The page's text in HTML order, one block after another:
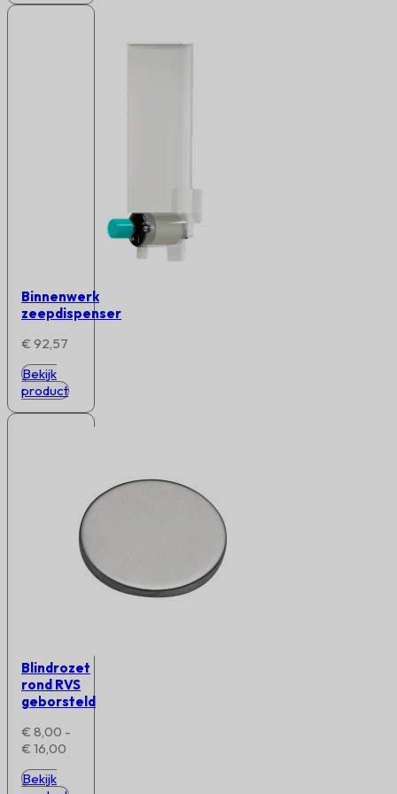
Binnenwerk
zeepdispenser
€ 92,57
Bekijk
product
Blindrozet
rond RVS
geborsteld
€ 8,00 -
€ 16,00
Bekijk